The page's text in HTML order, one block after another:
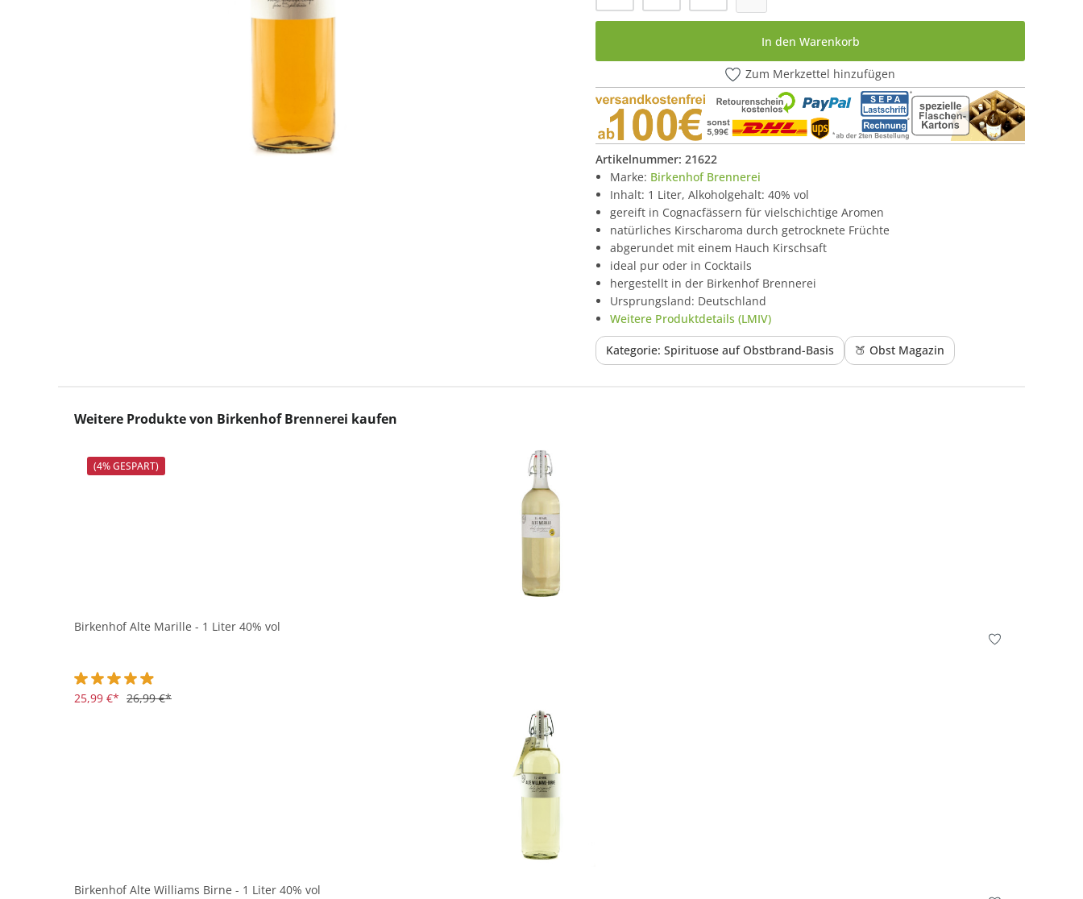
In den Warenkorb
Zum Merkzettel hinzufügen
Artikelnummer: 21622
Marke: Birkenhof Brennerei
Inhalt: 1 Liter, Alkoholgehalt: 40% vol
gereift in Cognacfässern für vielschichtige Aromen
natürliches Kirscharoma durch getrocknete Früchte
abgerundet mit einem Hauch Kirschsaft
ideal pur oder in Cocktails
hergestellt in der Birkenhof Brennerei
Ursprungsland: Deutschland
Weitere Produktdetails (LMIV)
Kategorie: Spirituose auf Obstbrand-Basis 🍑 Obst Magazin
Produktgalerie überspringen
Weitere Produkte von Birkenhof Brennerei kaufen
(4% GESPART)
Birkenhof Alte Marille - 1 Liter 40% vol
Durchschnittliche Bewertung von 4.9 von 5 Sternen
25,99 €* 26,99 €*
In den Korb
Birkenhof Alte Williams Birne - 1 Liter 40% vol